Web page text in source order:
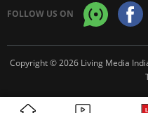
FOLLOW US ON
Copyright © 2026 Living Media